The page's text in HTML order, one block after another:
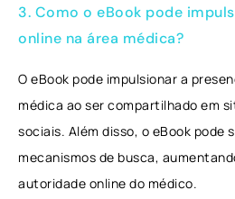
3. Como o eBook pode
online na área médica?
O eBook pode impulsionar a
médica ao ser compartilhado em
sociais. Além disso, o eBook pode
mecanismos de busca,
autoridade online do médico.